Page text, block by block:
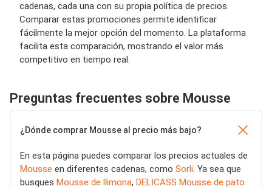
cadenas, cada una con su propia política de precios.
Comparar estas promociones permite identificar
fácilmente la mejor opción del momento. La plataforma
facilita esta comparación, mostrando el valor más
competitivo en tiempo real.
Preguntas frecuentes sobre Mousse
¿Dónde comprar Mousse al precio más bajo?
En esta página puedes comparar los precios actuales de
Mousse en diferentes cadenas, como Sorli. Ya sea que
busques Mousse de llimona, DELICASS Mousse de pato